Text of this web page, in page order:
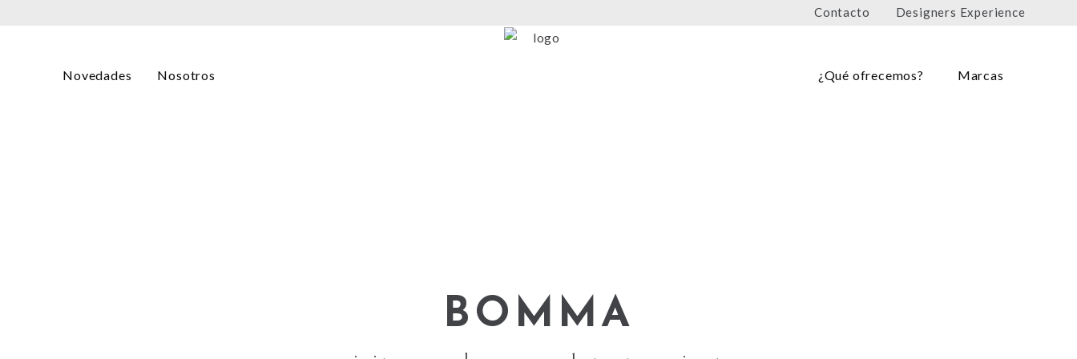
Contacto Designers Experience
Novedades Nosotros ¿Qué ofrecemos? Marcas
BOMMA